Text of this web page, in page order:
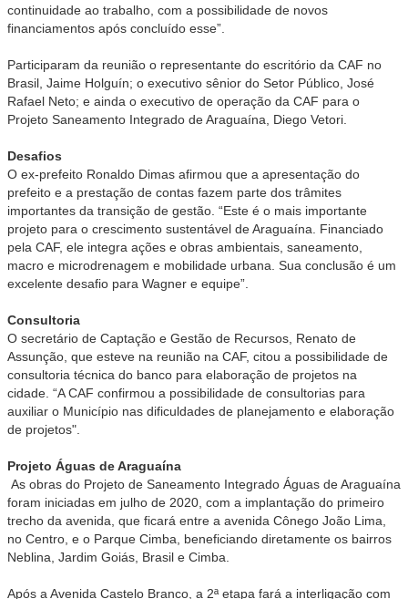
continuidade ao trabalho, com a possibilidade de novos
financiamentos após concluído esse”.
Participaram da reunião o representante do escritório da CAF no
Brasil, Jaime Holguín; o executivo sênior do Setor Público, José
Rafael Neto; e ainda o executivo de operação da CAF para o
Projeto Saneamento Integrado de Araguaína, Diego Vetori.
Desafios
O ex-prefeito Ronaldo Dimas afirmou que a apresentação do
prefeito e a prestação de contas fazem parte dos trâmites
importantes da transição de gestão. “Este é o mais importante
projeto para o crescimento sustentável de Araguaína. Financiado
pela CAF, ele integra ações e obras ambientais, saneamento,
macro e microdrenagem e mobilidade urbana. Sua conclusão é um
excelente desafio para Wagner e equipe”.
Consultoria
O secretário de Captação e Gestão de Recursos, Renato de
Assunção, que esteve na reunião na CAF, citou a possibilidade de
consultoria técnica do banco para elaboração de projetos na
cidade. “A CAF confirmou a possibilidade de consultorias para
auxiliar o Município nas dificuldades de planejamento e elaboração
de projetos".
Projeto Águas de Araguaína
As obras do Projeto de Saneamento Integrado Águas de Araguaína
foram iniciadas em julho de 2020, com a implantação do primeiro
trecho da avenida, que ficará entre a avenida Cônego João Lima,
no Centro, e o Parque Cimba, beneficiando diretamente os bairros
Neblina, Jardim Goiás, Brasil e Cimba.
Após a Avenida Castelo Branco, a 2ª etapa fará a interligação com